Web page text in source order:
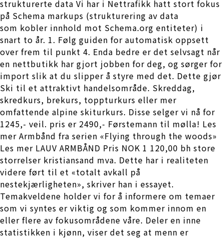
strukturerte data Vi har i Nettrafikk hatt stort fokus
på Schema markups (strukturering av data
som kobler innhold mot Schema.org entiteter) i
snart to år. 1. Følg guiden for automatisk oppsett
over frem til punkt 4. Enda bedre er det selvsagt når
en nettbutikk har gjort jobben for deg, og sørger for
import slik at du slipper å styre med det. Dette gjør
Ski til et attraktivt handelsområde. Skreddag,
skredkurs, brekurs, toppturkurs eller mer
omfattende alpine skiturkurs. Disse selger vi nå for
1245,- veil. pris er 2490,- Førstemann til mølla! Les
mer Armbånd fra serien «Flying through the woods»
Les mer LAUV ARMBÅND Pris NOK 1 120,00 bh store
storrelser kristiansand mva. Dette har i realiteten
videre ført til et «totalt avkall på
nestekjærligheten», skriver han i essayet.
Temakveldene holder vi for å informere om temaer
som vi syntes er viktig og som kommer innom en
eller flere av fokusområdene våre. Deler en inne
statistikken i kjønn, viser det seg at menn er